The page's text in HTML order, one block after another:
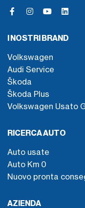
I NOSTRI BRAND
Volkswagen
Audi Service
Škoda
Škoda Plus
Volkswagen Usato
RICERCA AUTO
Auto usate
Auto Km 0
Nuovo pronta
AZIENDA